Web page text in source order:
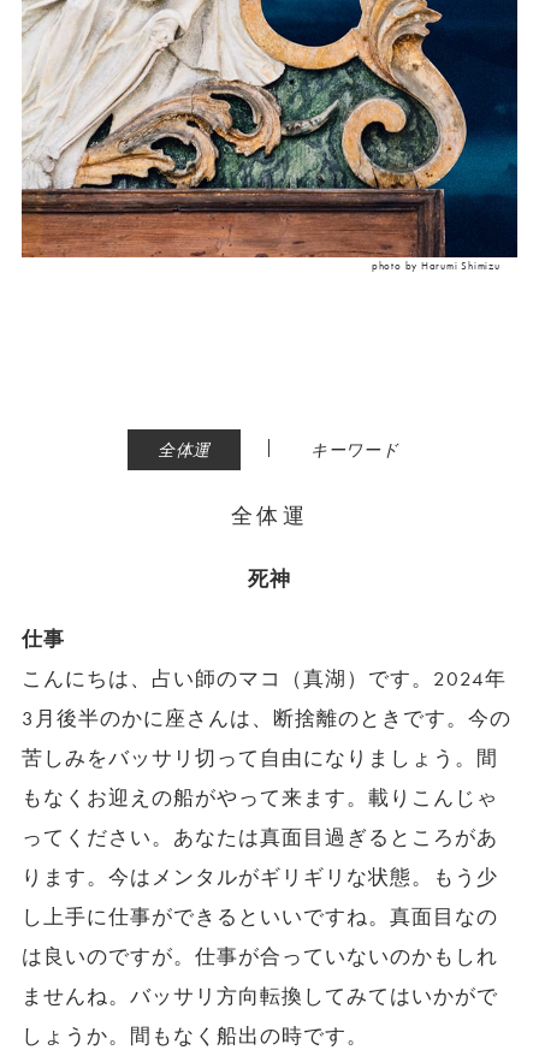
photo by Harumi Shimizu
全体運 | キーワード
全体運
死神
仕事
こんにちは、占い師のマコ（真湖）です。2024年
3月後半のかに座さんは、断捨離のときです。今の
苦しみをバッサリ切って自由になりましょう。間
もなくお迎えの船がやって来ます。載りこんじゃ
ってください。あなたは真面目過ぎるところがあ
ります。今はメンタルがギリギリな状態。もう少
し上手に仕事ができるといいですね。真面目なの
は良いのですが。仕事が合っていないのかもしれ
ませんね。バッサリ方向転換してみてはいかがで
しょうか。間もなく船出の時です。